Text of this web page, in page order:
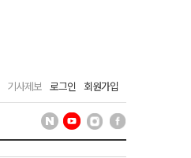
기사제보 로그인 회원가입